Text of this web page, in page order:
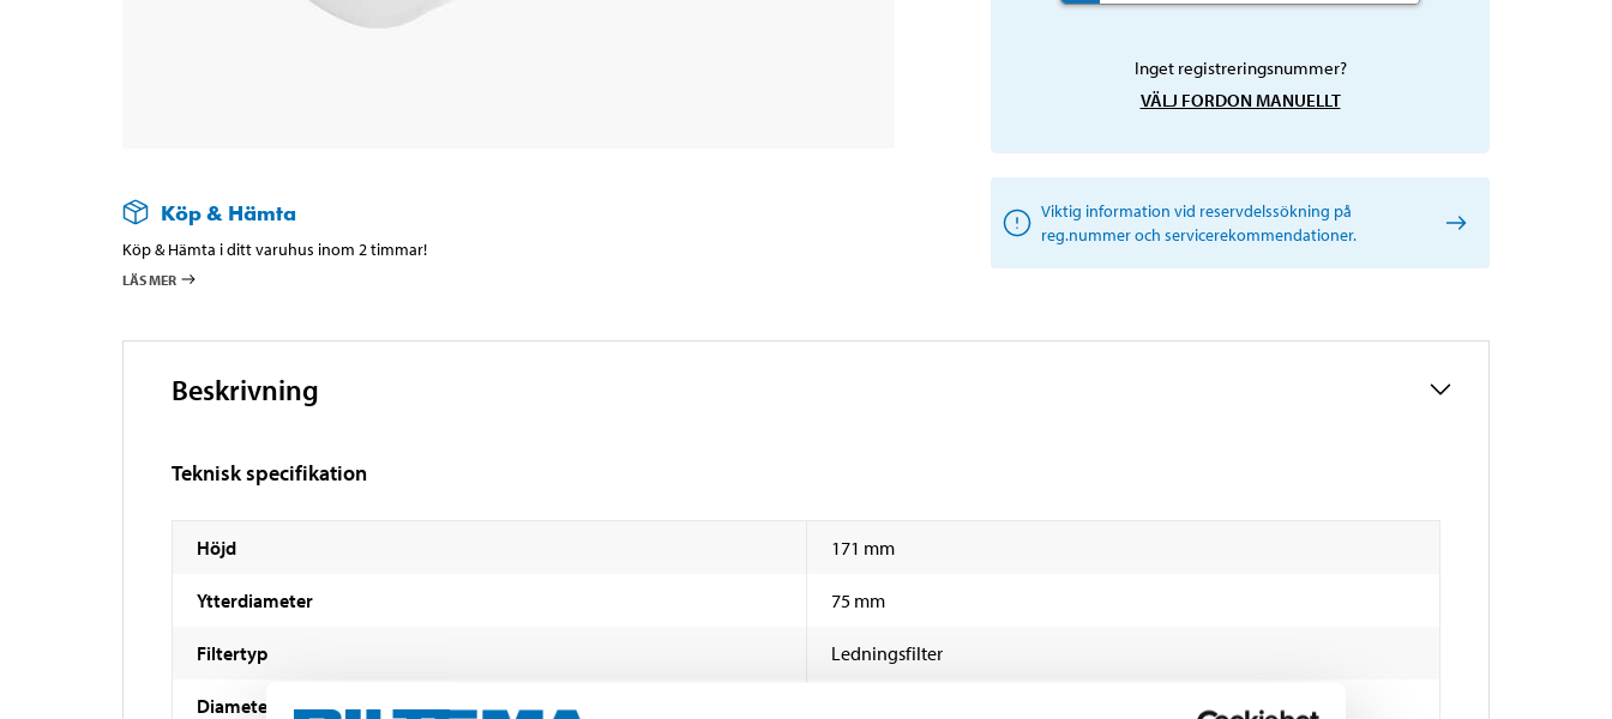
Köp & Hämta
Köp & Hämta i ditt varuhus inom 2 timmar!
LÄS MER
Inget registreringsnummer?
VÄLJ FORDON MANUELLT
Viktig information vid reservdelssökning på
reg.nummer och servicerekommendationer.
Beskrivning
Teknisk specifikation
Höjd 171 mm
Ytterdiameter 75 mm
Filtertyp Ledningsfilter
Diameter